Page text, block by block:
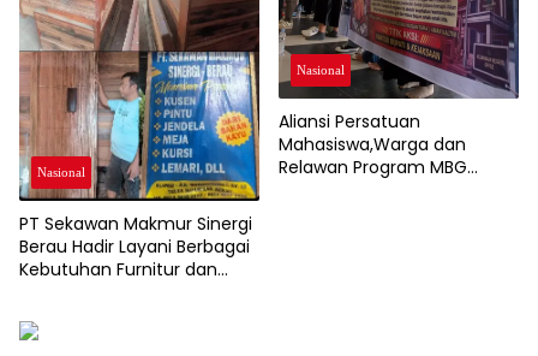
Nasional
PT Sekawan Makmur Sinergi
Berau Hadir Layani Berbagai
Kebutuhan Furnitur dan
Nasional
Aliansi Persatuan
Mahasiswa,Warga dan
Relawan Program MBG